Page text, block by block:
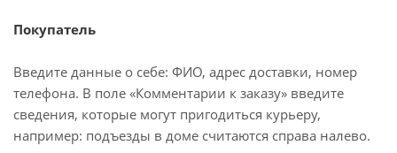
Покупатель
Введите данные о себе: ФИО, адрес доставки, номер
телефона. В поле «Комментарии к заказу» введите
сведения, которые могут пригодиться курьеру,
например: подъезды в доме считаются справа налево.